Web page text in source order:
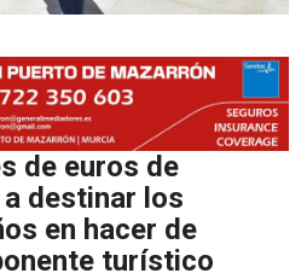
de euros de
destinar los
en hacer de
turístico